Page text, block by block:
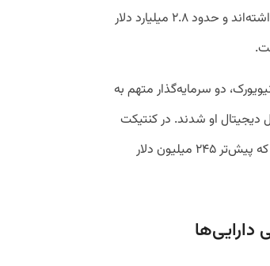
دلار) را تشکیل می‌دهد. قربانیان مسن‌تر بزرگ‌ترین سهم را داشته‌اند و حدود ۲.۸ میلیارد دلار
دو سرمایه‌گذار متهم به
او شدند. در کنتیکت
نیز، شش نفر به ربودن والدین یک هکر نوجوان متهم شدند که پیش‌تر ۲۴۵ میلیون دلار